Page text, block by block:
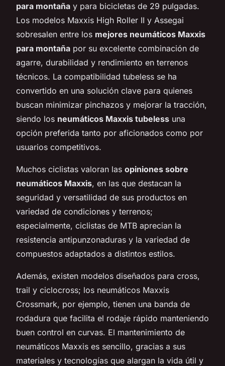
para montaña y para bicicletas de 29 pulgadas.
Los modelos Maxxis High Roller II y Assegai
sobresalen entre los mejores neumáticos Maxxis
para montaña por su excelente combinación de
agarre, durabilidad y rendimiento en terrenos
técnicos. La compatibilidad tubeless se ha
convertido en una solución clave para quienes
buscan minimizar pinchazos y mejorar la tracción,
siendo los neumáticos Maxxis tubeless una
opción preferida tanto por aficionados como por
usuarios competitivos.
Muchos ciclistas valoran las opiniones sobre
neumáticos Maxxis, en las que destacan la
seguridad y versatilidad de sus productos en
variedad de condiciones y terrenos;
especialmente, ciclistas de MTB aprecian la
resistencia antipunzonaduras y la variedad de
compuestos adaptados a distintos estilos.
Además, existen modelos diseñados para cross,
trail y ciclocross; los neumáticos Maxxis
Crossmark, por ejemplo, tienen una banda de
rodadura que facilita el rodaje rápido manteniendo
buen control en curvas. El mantenimiento de
neumáticos Maxxis es sencillo, gracias a sus
materiales y tecnologías que alargan la vida útil y